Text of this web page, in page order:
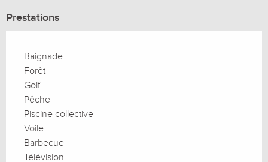
Prestations
Baignade
Forêt
Golf
Pêche
Piscine collective
Voile
Barbecue
Télévision